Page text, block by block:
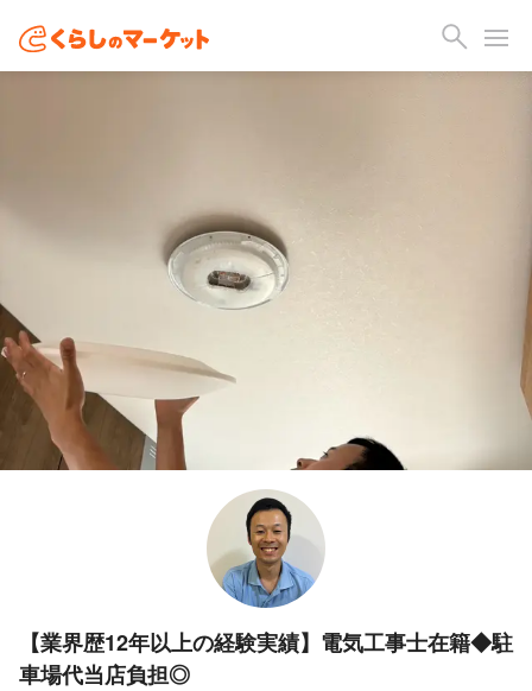
【業界歴12年以上の経験実績】電気工事士在籍◆駐
車場代当店負担◎